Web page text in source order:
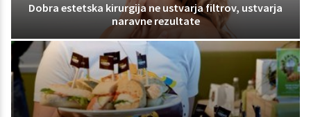
Dobra estetska kirurgija ne ustvarja filtrov, ustvarja
naravne rezultate